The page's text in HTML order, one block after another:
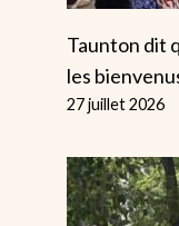
Taunton dit
les
27 juillet 2026